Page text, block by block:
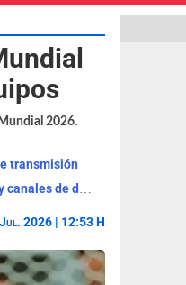
Mundial 2026
transmisión
Llaves de octavos de final del Mundial 2026: así quedan los cruces, programación y canales de duelos
2026 | 12:53 H